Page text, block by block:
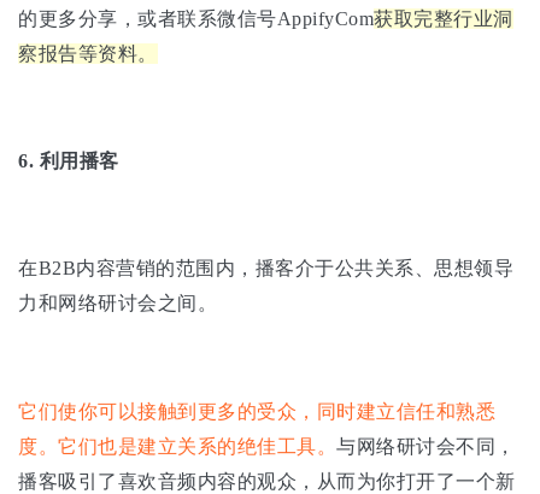
的更多分享，或者联系微信号AppifyCom获取完整行业洞
察报告等资料。
6. 利用播客
在B2B内容营销的范围内，播客介于公共关系、思想领导
力和网络研讨会之间。
它们使你可以接触到更多的受众，同时建立信任和熟悉
度。它们也是建立关系的绝佳工具。 与网络研讨会不同，
播客吸引了喜欢音频内容的观众，从而为你打开了一个新